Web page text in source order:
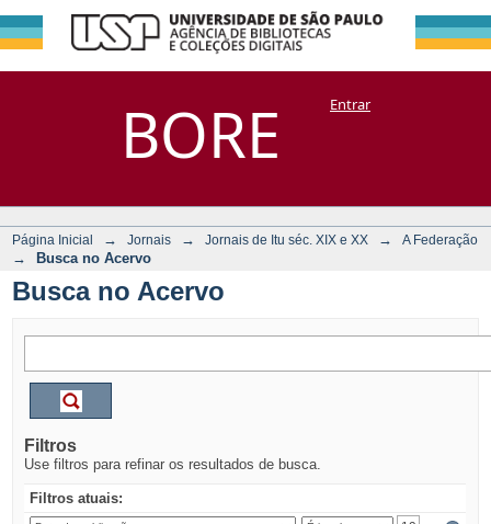
BORE
Busca no Acervo
DSpace/Manakin + CoriscoEntrar
Página Inicial → Jornais → Jornais de Itu séc. XIX e XX → A Federação
→ Busca no Acervo
Busca no Acervo
Filtros
Use filtros para refinar os resultados de busca.
Filtros atuais: